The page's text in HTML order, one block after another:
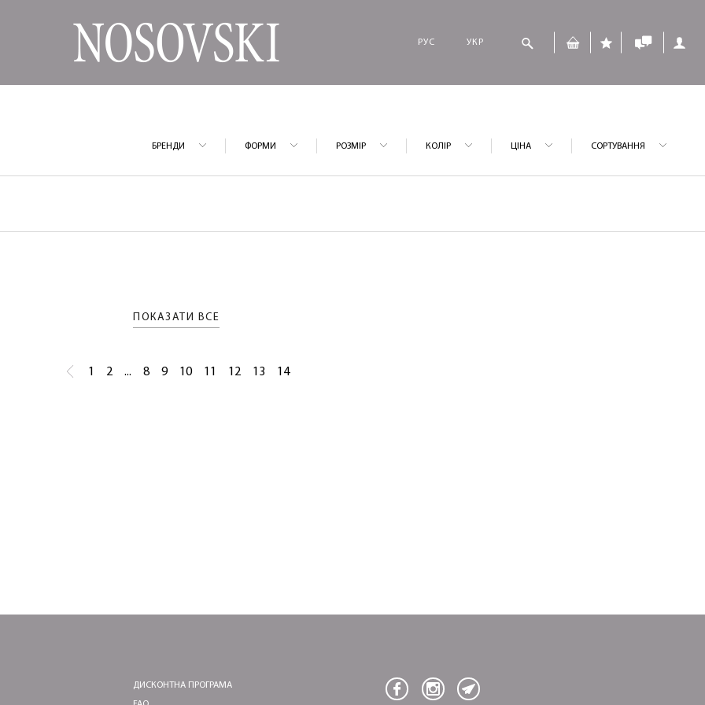
РУС УКР
БРЕНДИ ФОРМИ РОЗМІР КОЛІР ЦІНА СОРТУВАННЯ
ПОКАЗАТИ ВСЕ
1 2 ... 8 9 10 11 12 13 14
ДИСКОНТНА ПРОГРАМА
ЛАСКАВО ПРОСИМО ДО NOSOVSKI.COM! ПРИЙМІТЬ ВІД